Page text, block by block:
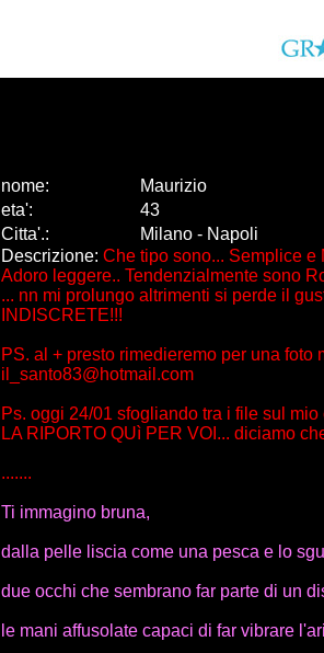
nome:
Maurizio
eta':
43
Citta'.:
Milano - Napoli
Descrizione: Che tipo sono... Semplice e
Adoro leggere.. Tendenzialmente sono
... nn mi prolungo altrimenti si perde il
INDISCRETE!!!
PS. al + presto rimedieremo per una
il_santo83@hotmail.com
Ps. oggi 24/01 sfogliando tra i file sul
LA RIPORTO QUì PER VOI... diciamo
.......
Ti immagino bruna,
dalla pelle liscia come una pesca e lo
due occhi che sembrano far parte di un
le mani affusolate capaci di far vibrare